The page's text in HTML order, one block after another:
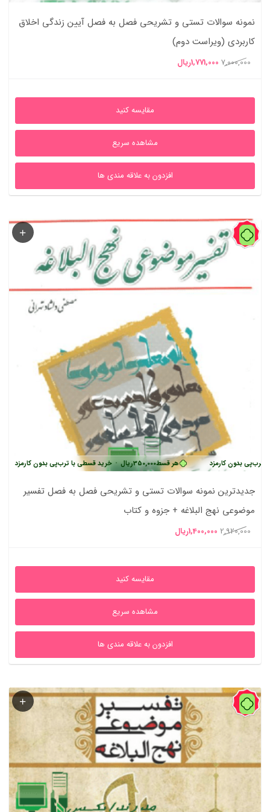
نمونه سوالات تستی و تشریحی فصل به فصل آیین زندگی اخلاق
کاربردی (ویراست دوم)
7,000,000 قیمت
7,000,000ریال
1,771,000ریال
1,771,000ریال
مقایسه کنید
مشاهده سریع
افزدون به علاقه مندی ها
52%
هر قسط350,000ریال • خرید قسطی با ترب‌پی بدون کارمزد کارمزد
جدیدترین نمونه سوالات تستی و تشریحی فصل به فصل تفسیر
موضوعی نهج البلاغه + جزوه و کتاب
2,920,000 قیمت
2,920,000ریال
1,400,000ریال
1,400,000ریال
مقایسه کنید
مشاهده سریع
افزدون به علاقه مندی ها
43%